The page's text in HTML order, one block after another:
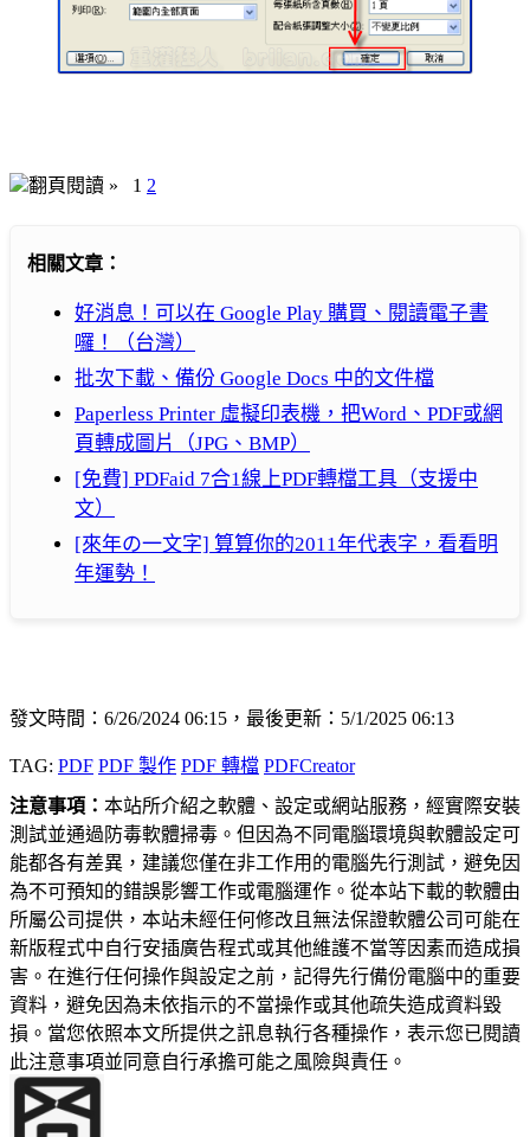
翻頁閱讀 » 1 2
相關文章：
好消息！可以在 Google Play 購買、閱讀電子書
囉！（台灣）
批次下載、備份 Google Docs 中的文件檔
Paperless Printer 虛擬印表機，把Word、PDF或網
頁轉成圖片（JPG、BMP）
[免費] PDFaid 7合1線上PDF轉檔工具（支援中
文）
[來年の一文字] 算算你的2011年代表字，看看明
年運勢！
發文時間：6/26/2024 06:15，最後更新：5/1/2025 06:13
TAG: PDF PDF 製作 PDF 轉檔 PDFCreator
注意事項： 本站所介紹之軟體、設定或網站服務，經實際安裝
測試並通過防毒軟體掃毒。但因為不同電腦環境與軟體設定可
能都各有差異，建議您僅在非工作用的電腦先行測試，避免因
為不可預知的錯誤影響工作或電腦運作。從本站下載的軟體由
所屬公司提供，本站未經任何修改且無法保證軟體公司可能在
新版程式中自行安插廣告程式或其他維護不當等因素而造成損
害。在進行任何操作與設定之前，記得先行備份電腦中的重要
資料，避免因為未依指示的不當操作或其他疏失造成資料毀
損。當您依照本文所提供之訊息執行各種操作，表示您已閱讀
此注意事項並同意自行承擔可能之風險與責任。